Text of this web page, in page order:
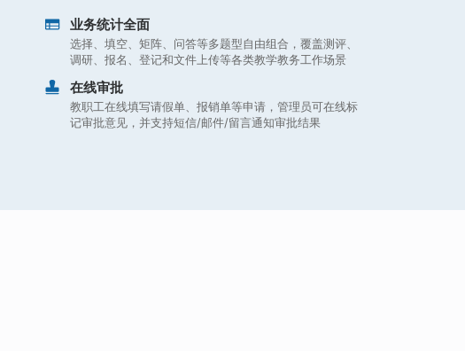
业务统计全面
选择、填空、矩阵、问答等多题型自由组合，覆盖测评、
调研、报名、登记和文件上传等各类教学教务工作场景
在线审批
教职工在线填写请假单、报销单等申请，管理员可在线标
记审批意见，并支持短信/邮件/留言通知审批结果